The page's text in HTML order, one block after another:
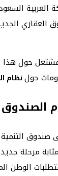
العربية
العقاري
حول هذا
حول نظام
التنمية
مرحلة
الوطن